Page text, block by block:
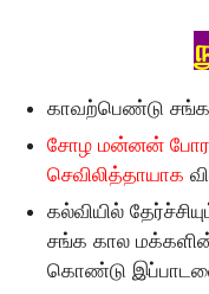
காவற்பெண்டு
சோழ மன்னன்
செவிலித்தாயாக
கல்வியில்
சங்க கால
கொண்டு